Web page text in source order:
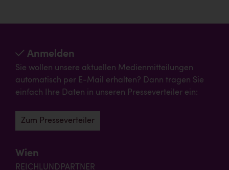
Anmelden
Sie wollen unsere aktuellen Medienmitteilungen
automatisch per E-Mail erhalten? Dann tragen Sie
einfach Ihre Daten in unseren Presseverteiler ein:
Zum Presseverteiler
Wien
REICHLUNDPARTNER